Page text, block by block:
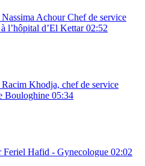
Nassima Achour Chef de service
l’hôpital d’El Kettar 02:52
Racim Khodja, chef de service
Bouloghine 05:34
Feriel Hafid - Gynecologue 02:02